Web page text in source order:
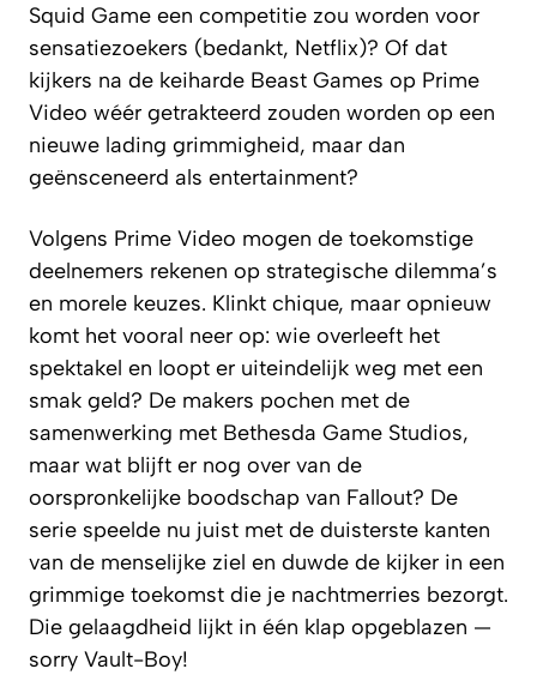
Squid Game een competitie zou worden voor
sensatiezoekers (bedankt, Netflix)? Of dat
kijkers na de keiharde Beast Games op Prime
Video wéér getrakteerd zouden worden op een
nieuwe lading grimmigheid, maar dan
geënsceneerd als entertainment?
Volgens Prime Video mogen de toekomstige
deelnemers rekenen op strategische dilemma’s
en morele keuzes. Klinkt chique, maar opnieuw
komt het vooral neer op: wie overleeft het
spektakel en loopt er uiteindelijk weg met een
smak geld? De makers pochen met de
samenwerking met Bethesda Game Studios,
maar wat blijft er nog over van de
oorspronkelijke boodschap van Fallout? De
serie speelde nu juist met de duisterste kanten
van de menselijke ziel en duwde de kijker in een
grimmige toekomst die je nachtmerries bezorgt.
Die gelaagdheid lijkt in één klap opgeblazen —
sorry Vault-Boy!